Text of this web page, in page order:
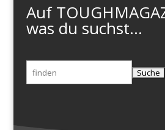
Auf
was du suchst...
Suchen
nach: